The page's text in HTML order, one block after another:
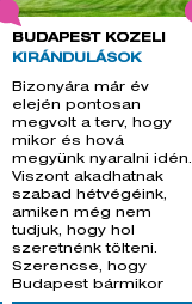
BUDAPEST KÖZELI
KIRÁNDULÁSOK
Bizonyára már év
elején pontosan
megvolt a terv, hogy
mikor és hová
megyünk nyaralni idén.
Viszont akadhatnak
szabad hétvégéink,
amiken még nem
tudjuk, hogy hol
szeretnénk tölteni.
Szerencse, hogy
Budapest bármikor